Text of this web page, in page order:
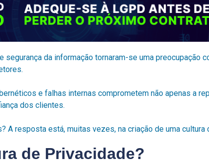
da informação tornaram-se uma preocupação
e falhas internas comprometem não apenas a
dos clientes.
A resposta está, muitas vezes, na criação de uma cultura
de Privacidade?